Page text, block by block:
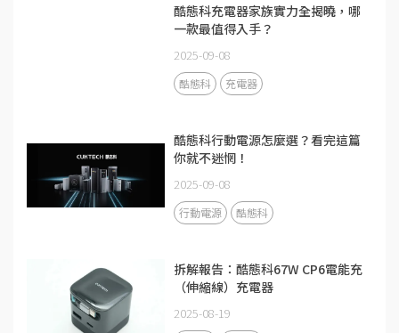
酷態科充電器家族實力全揭曉，哪
一款最值得入手？
2025-09-08
酷態科 充電器
酷態科行動電源怎麼選？看完這篇
你就不迷惘！
2025-09-08
行動電源 酷態科
拆解報告：酷態科67W CP6電能充
（伸縮線）充電器
2025-08-19